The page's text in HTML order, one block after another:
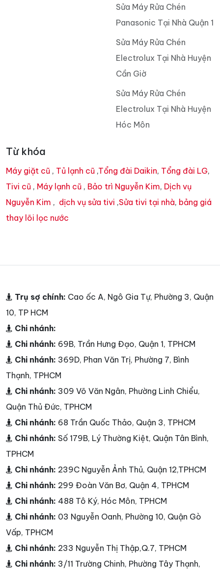
Sửa Máy Rửa Chén
Panasonic Tại Nhà Quận 1
Sửa Máy Rửa Chén
Electrolux Tại Nhà Huyện
Cần Giờ
Sửa Máy Rửa Chén
Electrolux Tại Nhà Huyện
Hóc Môn
Từ khóa
Máy giặt cũ , Tủ lạnh cũ ,Tổng đài Daikin, Tổng đài LG,
Tivi cũ , Máy lạnh cũ , Bảo trì Nguyễn Kim, Dịch vụ
Nguyễn Kim , dịch vụ sửa tivi ,Sửa tivi tại nhà, bảng giá
thay lõi lọc nước
Trụ sợ chính: Cao ốc A, Ngô Gia Tự, Phường 3, Quận
10, TP HCM
Chi nhánh:
Chi nhánh: 69B, Trần Hưng Đạo, Quận 1, TPHCM
Chi nhánh: 369D, Phan Văn Trị, Phường 7, Bình
Thạnh, TPHCM
Chi nhánh: 309 Võ Văn Ngân, Phường Linh Chiểu,
Quận Thủ Đức, TPHCM
Chi nhánh: 68 Trần Quốc Thảo, Quận 3, TPHCM
Chi nhánh: Số 179B, Lý Thường Kiệt, Quận Tân Bình,
TPHCM
Chi nhánh: 239C Nguyễn Ảnh Thủ, Quận 12,TPHCM
Chi nhánh: 299 Đoàn Văn Bơ, Quận 4, TPHCM
Chi nhánh: 488 Tô Ký, Hóc Môn, TPHCM
Chi nhánh: 03 Nguyễn Oanh, Phường 10, Quận Gò
Vấp, TPHCM
Chi nhánh: 233 Nguyễn Thị Thập,Q.7, TPHCM
Chi nhánh: 3/11 Trường Chinh, Phường Tây Thạnh,